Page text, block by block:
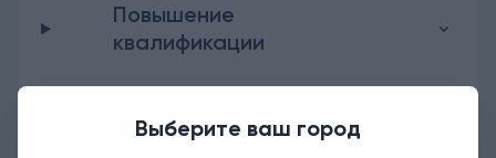
Повышение
квалификации
Профессиональные
навыки
Выберите ваш город